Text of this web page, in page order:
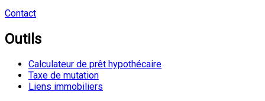
Contact
Outils
Calculateur de prêt hypothécaire
Taxe de mutation
Liens immobiliers